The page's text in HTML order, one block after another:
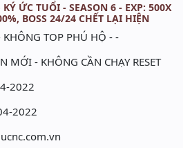
ỨC TUỔI - SEASON 6 - EXP: 500X
BOSS 24/24 CHẾT LẠI HIỆN
KHÔNG TOP PHÚ HỘ - -
MỚI - KHÔNG CẦN CHẠY RESET
2022
2022